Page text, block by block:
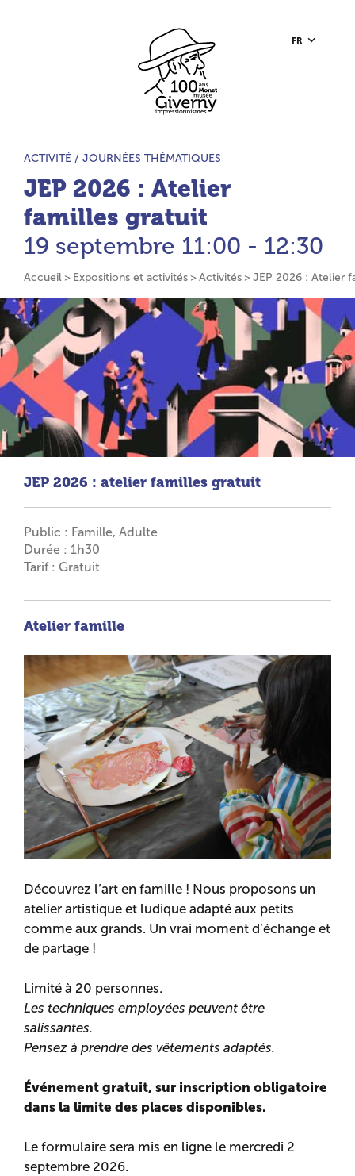
FR
Accueil du site
TYPE D’ACTIVITÉ :
ACTIVITÉ /JOURNÉES THÉMATIQUES
JEP 2026 : Atelier
familles gratuit
19 septembre 11:00 - 12:30
Accueil Expositions et activités Activités JEP 2026 : Atelier
JEP 2026 : atelier familles gratuit
Public : Famille, Adulte
Durée : 1h30
Tarif : Gratuit
Atelierfamille
Découvrez l’art en famille ! Nous proposons un
atelier artistique et ludique adapté aux petits
comme aux grands. Un vrai moment d’échange et
de partage !
Limité à 20 personnes.
Les techniques employées peuvent être
salissantes.
Pensez à prendre des vêtements adaptés.
Événement gratuit, sur inscription obligatoire
dans la limite des places disponibles.
Le formulaire sera mis en ligne le mercredi 2
septembre 2026.